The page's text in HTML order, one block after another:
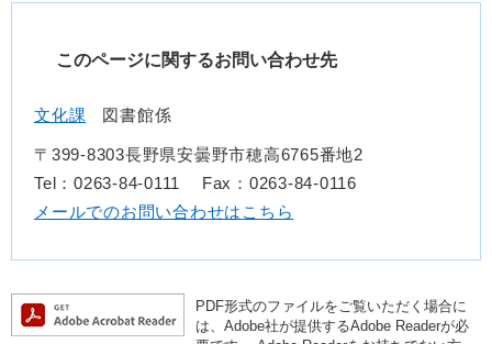
このページに関するお問い合わせ先
文化課 図書館係
〒399-8303長野県安曇野市穂高6765番地2
Tel：0263-84-0111
Fax：0263-84-0116
メールでのお問い合わせはこちら
PDF形式のファイルをご覧いただく場合に
は、Adobe社が提供するAdobe Readerが必